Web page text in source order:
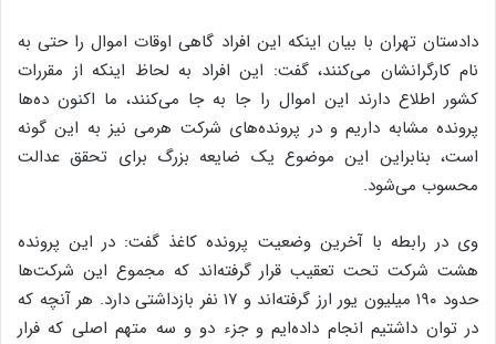
دادستان تهران با بیان اینکه این افراد گاهی اوقات اموال را حتی به
نام کارگرانشان می‌کنند، گفت: این افراد به لحاظ اینکه از مقررات
کشور اطلاع دارند این اموال را جا به جا می‌کنند، ما اکنون ده‌ها
پرونده مشابه داریم و در پرونده‌های شرکت هرمی نیز به این گونه
است، بنابراین این موضوع یک ضایعه بزرگ برای تحقق عدالت
محسوب می‌شود.
وی در رابطه با آخرین وضعیت پرونده کاغذ گفت: در این پرونده
هشت شرکت تحت تعقیب قرار گرفته‌اند که مجموع این شرکت‌ها
حدود ۱۹۰ میلیون یور ارز گرفته‌اند و ۱۷ نفر بازداشتی دارد. هر آنچه که
در توان داشتیم انجام داده‌ایم و جزء دو و سه متهم اصلی که فرار